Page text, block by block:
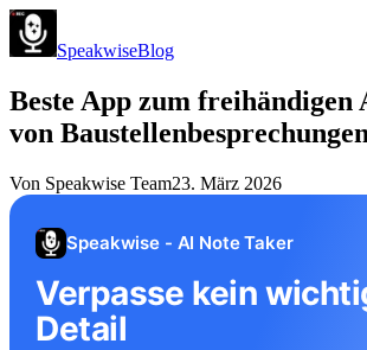
SpeakwiseBlog
Beste App zum freihändigen
von
Von Speakwise Team23. März 2026
Speakwise - AI Note Taker
Verpasse kein
Detail